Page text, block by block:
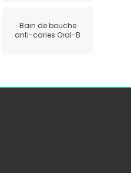
Bain de bouche
anti-caries Oral-B